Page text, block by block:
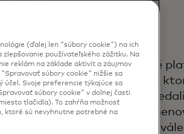
poplatkov za cezhraničné
v mene vydavateľov,
parametre tak, aby
cezhraničných a
maximalizovať počet
(ďalej len "súbory cookie") na ich
zlepšovanie používateľského zážitku. Na
reklám na základe aktivít a záujmov
súbory cookie" nižšie sa
účel. Svoje preferencie týkajúce sa
súbory cookie" v dolnej časti
tlačidla). To zahŕňa možnosť
ktoré sú nevyhnutne potrebné na